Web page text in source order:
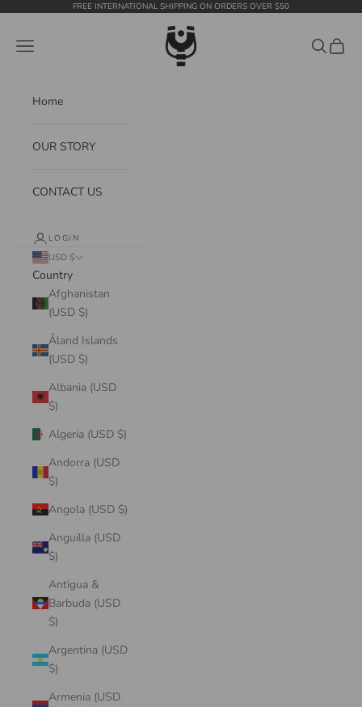
Skip to contentFREE INTERNATIONAL SHIPPING ON ORDERS OVER $50
WildTension
Navigation menu Search
Cart
Home
OUR STORY
CONTACT US
LOGIN
USD $
Country
Afghanistan
(USD $)
Åland Islands
(USD $)
Albania (USD
$)
Algeria (USD $)
Andorra (USD
$)
Angola (USD $)
Anguilla (USD
$)
Antigua &
Barbuda (USD
$)
Argentina (USD
$)
Armenia (USD